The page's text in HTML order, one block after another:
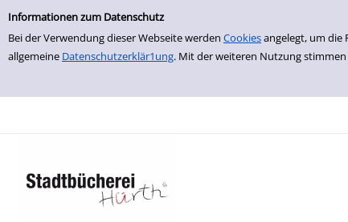
Einfache Suche
Informationen zum Datenschutz
Bei der Verwendung dieser Webseite werden Cookiesangelegt, um die
allgemeine Datenschutzerklär1ung. Mit der weiteren Nutzung stimmen
zur Navigation springen
zum Inhalt springen
Zur Detailanzeige springen